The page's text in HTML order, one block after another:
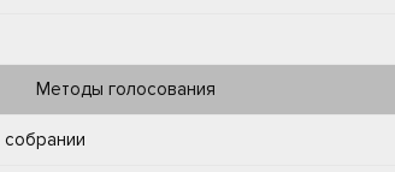
Методы голосования